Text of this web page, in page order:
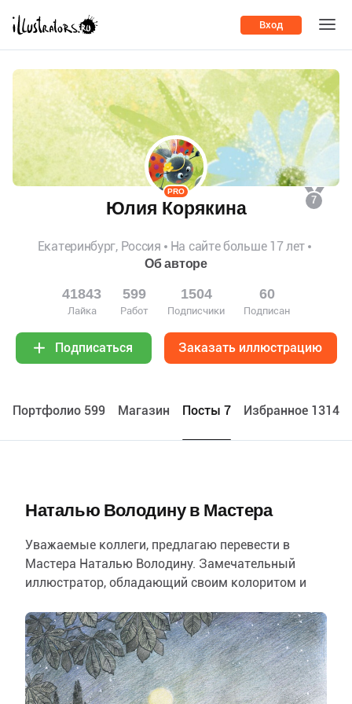
Вход
7
PRO
Юлия Корякина
Екатеринбург, Россия
На сайте больше 17 лет
Об авторе
41843
Лайка
599
Работ
1504
Подписчики
60
Подписан
Подписаться Заказать иллюстрацию
Портфолио 599 Maгазин Посты 7 Избранное 13144
Наталью Володину в Мастера
Уважаемые коллеги, предлагаю перевести в
Мастера Наталью Володину. Замечательный
иллюстратор, обладающий своим колоритом и
волшебство, но…